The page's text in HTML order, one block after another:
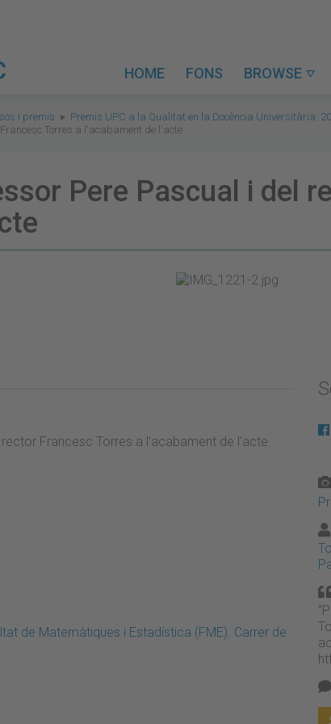
HOME FONS BROWSE 
i premis
Premis UPC a la Qualitat en la Docència Universitària.
Torres a l'acabament de l'acte
Pere Pascual i del
Francesc Torres a l'acabament de l'acte
de Matemàtiques i Estadística (FME). Carrer de